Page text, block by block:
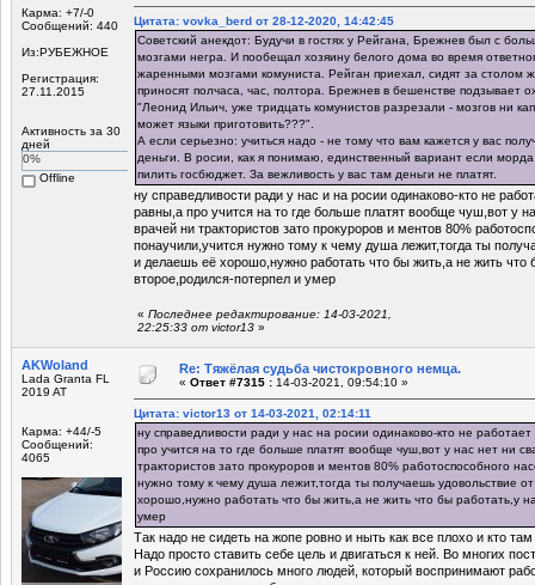
Карма: +7/-0
Сообщений: 440
Из:РУБЕЖНОЕ
Регистрация:
27.11.2015
Активность за 30
дней
0%
Offline
Цитата: vovka_berd от 28-12-2020, 14:42:45
Советский анекдот: Будучи в гостях у Рейгана, Брежнев был с
мозгами негра. И пообещал хозяину белого дома во время
жаренными мозгами комуниста. Рейган приехал, сидят за столом
приносят полчаса, час, полтора. Брежнев в бешенстве подзывает
"Леонид Ильич, уже тридцать комунистов разрезали - мозгов ни
может языки приготовить???".
А если серьезно: учиться надо - не тому что вам кажется у вас
деньги. В росии, как я понимаю, единственный вариант если
пилить госбюджет. За вежливость у вас там деньги не платят.
ну справедливости ради у нас и на росии одинаково-кто не
равны,а про учится на то где больше платят вообще чуш,вот у
врачей ни трактористов зато прокуроров и ментов 80%
понаучили,учится нужно тому к чему душа лежит,тогда ты
и делаешь её хорошо,нужно работать что бы жить,а не жить что
второе,родился-потерпел и умер
« Последнее редактирование: 14-03-2021,
22:25:33 от victor13 »
AKWoland
Lada Granta FL
2019 AT
Карма: +44/-5
Сообщений:
4065
Re: Тяжёлая судьба чистокровного немца.
« Ответ #7315 : 14-03-2021, 09:54:10 »
Цитата: victor13 от 14-03-2021, 02:14:11
ну справедливости ради у нас на росии одинаково-кто не
про учится на то где больше платят вообще чуш,вот у нас нет ни
трактористов зато прокуроров и ментов 80% работоспособного
нужно тому к чему душа лежит,тогда ты получаешь удовольствие
хорошо,нужно работать что бы жить,а не жить что бы работать,у
умер
Так надо не сидеть на жопе ровно и ныть как все плохо и кто
Надо просто ставить себе цель и двигаться к ней. Во многих
и Россию сохранилось много людей, который воспринимают